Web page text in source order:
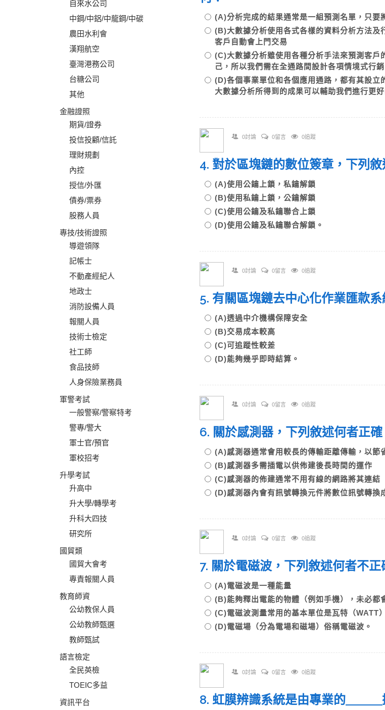
自來水公司
中鋼/中鋁/中龍鋼/中碳
農田水利會
漢翔航空
臺灣港務公司
台糖公司
其他
金融證照
期貨/證券
投信投顧/信託
理財規劃
內控
授信/外匯
債券/票券
股務人員
專技/技術證照
導遊領隊
記帳士
不動產經紀人
地政士
消防設備人員
報關人員
技術士檢定
社工師
食品技師
人身保險業務員
軍警考試
一般警察/警察特考
警專/警大
軍士官/預官
軍校招考
升學考試
升高中
升大學/轉學考
升科大四技
研究所
國貿類
國貿大會考
專責報關人員
教育師資
公幼教保人員
公幼教師甄選
教師甄試
語言檢定
全民英檢
TOEIC多益
資訊平台
(A)分析完成的結果通常是一組預測名單，只
(B)大數據分析使用各式各樣的資料分析方法及
客戶自動會上門交易
(C)大數據分析雖使用各種分析手法來預測客
己，所以我們需在全通路間設計各項情境式行
(D)各個事業單位和各個應用通路，都有其設立
大數據分析所得到的成果可以輔助我們進行更
0討論 0留言 0追蹤
4. 對於區塊鏈的數位簽章，下列
(A)使用公鑰上鎖，私鑰解鎖
(B)使用私鑰上鎖，公鑰解鎖
(C)使用公鑰及私鑰聯合上鎖
(D)使用公鑰及私鑰聯合解鎖。
0討論 0留言 0追蹤
5. 有關區塊鏈去中心化作業匯款
(A)透過中介機構保障安全
(B)交易成本較高
(C)可追蹤性較差
(D)能夠幾乎即時結算。
0討論 0留言 0追蹤
6. 關於感測器，下列敘述何者正
(A)感測器通常會用較長的傳輸距離傳輸，以
(B)感測器多需插電以供佈建後長時間的運作
(C)感測器的佈建通常不用有線的網路將其連結
(D)感測器內會有訊號轉換元件將數位訊號轉換
0討論 0留言 0追蹤
7. 關於電磁波，下列敘述何者不
(A)電磁波是一種能量
(B)能夠釋出電能的物體（例如手機），未必
(C)電磁波測量常用的基本單位是瓦特（WATT
(D)電磁場（分為電場和磁場）俗稱電磁波。
0討論 0留言 0追蹤
8. 虹膜辨識系統是由專業的＿＿